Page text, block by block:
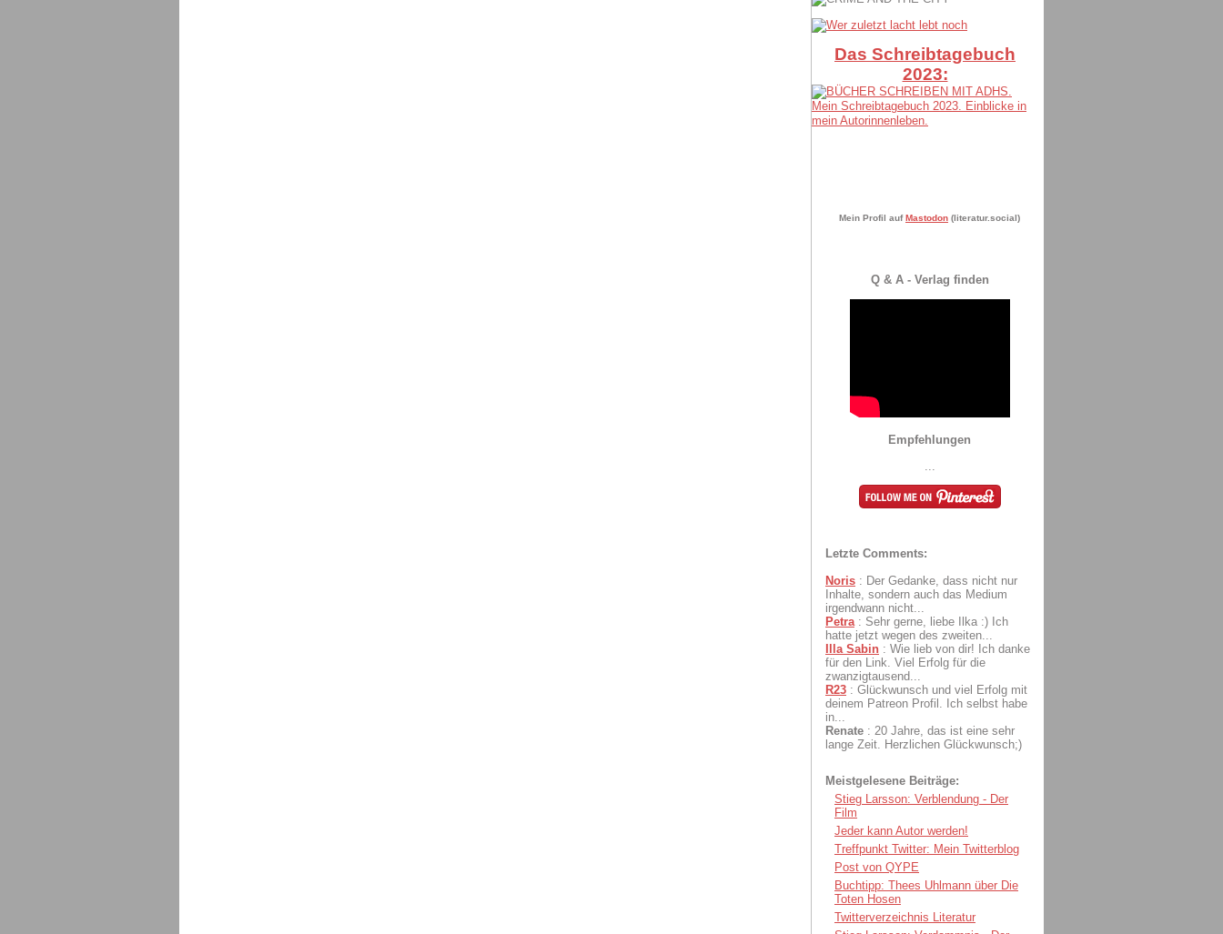
Das Schreibtagebuch
2023:
Mein Profil auf Mastodon (literatur.social)
Q & A - Verlag finden
Empfehlungen
Letzte Comments:
Noris : Der Gedanke, dass nicht nur
Inhalte, sondern auch das Medium
irgendwann nicht...
Petra : Sehr gerne, liebe Ilka :) Ich
hatte jetzt wegen des zweiten...
Illa Sabin : Wie lieb von dir! Ich danke
für den Link. Viel Erfolg für die
zwanzigtausend...
R23 : Glückwunsch und viel Erfolg mit
deinem Patreon Profil. Ich selbst habe
in...
Renate : 20 Jahre, das ist eine sehr
lange Zeit. Herzlichen Glückwunsch;)
Meistgelesene Beiträge:
Stieg Larsson: Verblendung - Der
Film
Jeder kann Autor werden!
Treffpunkt Twitter: Mein Twitterblog
Post von QYPE
Buchtipp: Thees Uhlmann über Die
Toten Hosen
Twitterverzeichnis Literatur